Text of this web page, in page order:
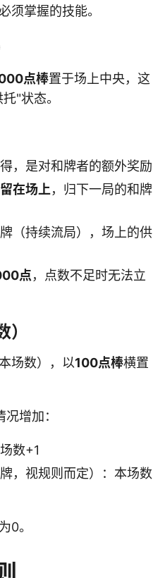
须掌握的技能。
点棒置于场上中央，这
"状态。
，是对和牌者的额外奖励
在场上，归下一局的和牌
（持续流局），场上的供
点，点数不足时无法立
场数），以100点棒横置
增加：
数+1
，视规则而定）：本场数
0。